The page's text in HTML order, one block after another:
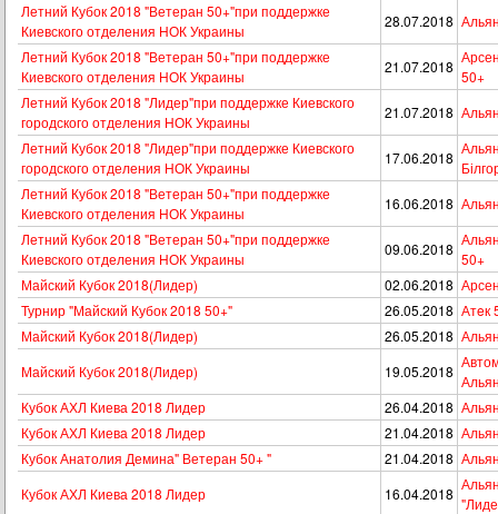
Летний Кубок 2018 "Ветеран 50+"при поддержке
Киевского отделения НОК Украины
28.07.2018
Летний Кубок 2018 "Ветеран 50+"при поддержке
Киевского отделения НОК Украины
21.07.2018
50+
Летний Кубок 2018 "Лидер"при поддержке Киевского
городского отделения НОК Украины
21.07.2018
Летний Кубок 2018 "Лидер"при поддержке Киевского
городского отделения НОК Украины
17.06.2018
Летний Кубок 2018 "Ветеран 50+"при поддержке
Киевского отделения НОК Украины
16.06.2018
Летний Кубок 2018 "Ветеран 50+"при поддержке
Киевского отделения НОК Украины
09.06.2018
50+
Майский Кубок 2018(Лидер)
02.06.2018
Турнир "Майский Кубок 2018 50+"
26.05.2018 Атeк
Майский Кубок 2018(Лидер)
26.05.2018
Майский Кубок 2018(Лидер)
19.05.2018
Кубок АХЛ Киева 2018 Лидер
26.04.2018
Кубок АХЛ Киева 2018 Лидер
21.04.2018
Кубок Анатолия Демина" Ветеран 50+ "
21.04.2018
Кубок АХЛ Киева 2018 Лидер
16.04.2018